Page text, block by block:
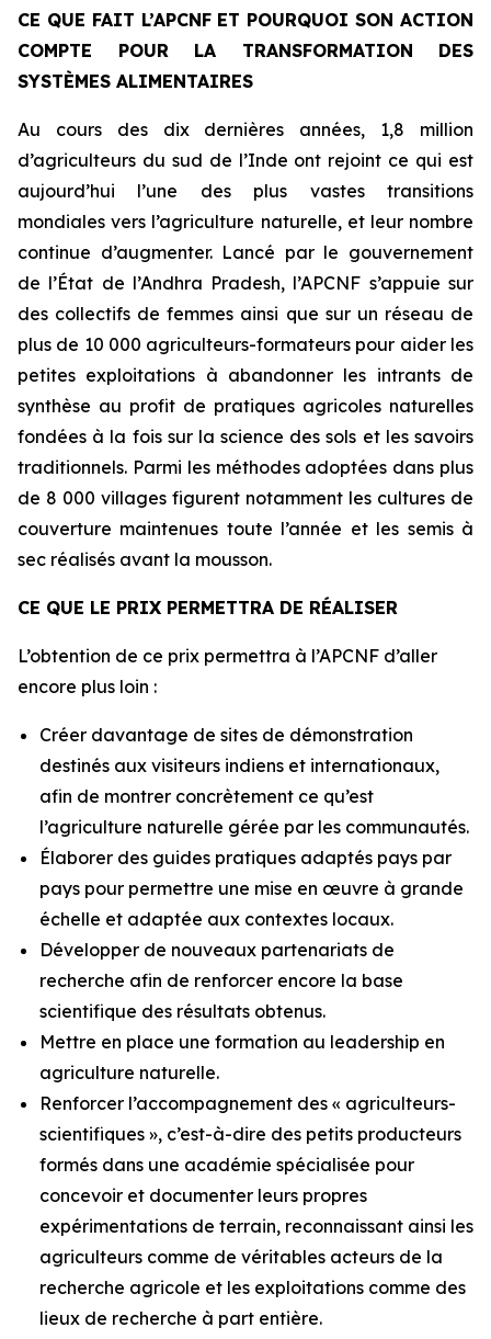
CE QUE FAIT L’APCNF ET POURQUOI SON ACTION
COMPTE POUR LA TRANSFORMATION DES
SYSTÈMES ALIMENTAIRES
Au cours des dix dernières années, 1,8 million
d’agriculteurs du sud de l’Inde ont rejoint ce qui est
aujourd’hui l’une des plus vastes transitions
mondiales vers l’agriculture naturelle, et leur nombre
continue d’augmenter. Lancé par le gouvernement
de l’État de l’Andhra Pradesh, l’APCNF s’appuie sur
des collectifs de femmes ainsi que sur un réseau de
plus de 10 000 agriculteurs-formateurs pour aider les
petites exploitations à abandonner les intrants de
synthèse au profit de pratiques agricoles naturelles
fondées à la fois sur la science des sols et les savoirs
traditionnels. Parmi les méthodes adoptées dans plus
de 8 000 villages figurent notamment les cultures de
couverture maintenues toute l’année et les semis à
sec réalisés avant la mousson.
CE QUE LE PRIX PERMETTRA DE RÉALISER
L’obtention de ce prix permettra à l’APCNF d’aller
encore plus loin :
Créer davantage de sites de démonstration
destinés aux visiteurs indiens et internationaux,
afin de montrer concrètement ce qu’est
l’agriculture naturelle gérée par les communautés.
Élaborer des guides pratiques adaptés pays par
pays pour permettre une mise en œuvre à grande
échelle et adaptée aux contextes locaux.
Développer de nouveaux partenariats de
recherche afin de renforcer encore la base
scientifique des résultats obtenus.
Mettre en place une formation au leadership en
agriculture naturelle.
Renforcer l’accompagnement des « agriculteurs-
scientifiques », c’est-à-dire des petits producteurs
formés dans une académie spécialisée pour
concevoir et documenter leurs propres
expérimentations de terrain, reconnaissant ainsi les
agriculteurs comme de véritables acteurs de la
recherche agricole et les exploitations comme des
lieux de recherche à part entière.